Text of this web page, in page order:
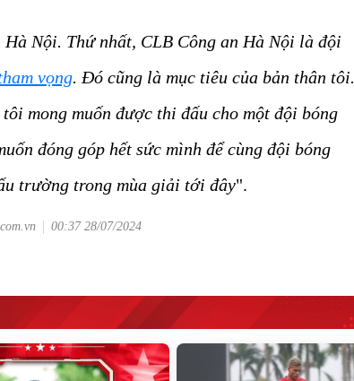
Nội. Thứ nhất, CLB Công an Hà Nội là đội
vọng. Đó cũng là mục tiêu của bản thân tôi.
mong muốn được thi đấu cho một đội bóng
đóng góp hết sức mình để cùng đội bóng
trường trong mùa giải tới đây".
00:37 28/07/2024